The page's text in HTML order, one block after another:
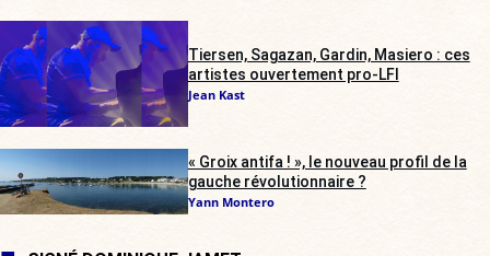
Tiersen, Sagazan, Gardin, Masiero : ces
artistes ouvertement pro-LFI
Jean Kast
« Groix antifa ! », le nouveau profil de la
gauche révolutionnaire ?
Yann Montero